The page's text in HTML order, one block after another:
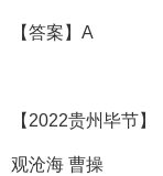
【答案】A
【2022贵州毕节】
观沧海 曹操